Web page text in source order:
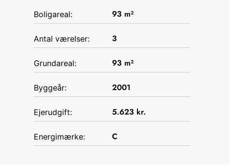
Boligareal: 93 m²
Antal værelser: 3
Grundareal: 93 m²
Byggeår: 2001
Ejerudgift: 5.623 kr.
Energimærke: C